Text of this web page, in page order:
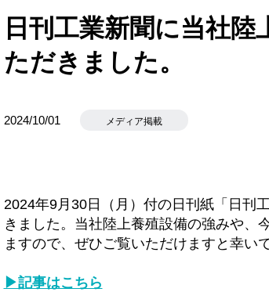
日刊工業新聞に当社
ただきました。
2024/10/01 メディア掲載
2024年9月30日（月）付の日刊紙「日刊
きました。当社陸上養殖設備の強みや、
ますので、ぜひご覧いただけますと幸いで
▶記事はこちら